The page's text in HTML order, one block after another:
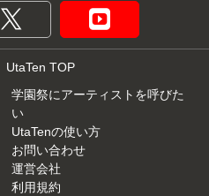
UtaTen TOP
学園祭にアーティストを呼びた
い
UtaTenの使い方
お問い合わせ
運営会社
利用規約